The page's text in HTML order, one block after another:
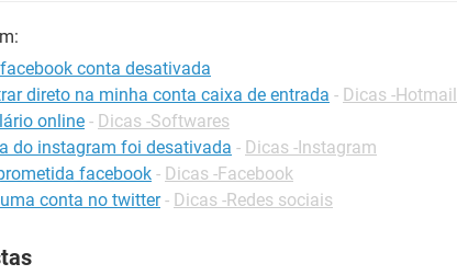
conta desativada
direto na minha conta caixa de entrada - Dicas -Hotmail
online - Dicas -Softwares
do instagram foi desativada - Dicas -Instagram
facebook - Dicas -Facebook
conta no twitter - Dicas -Redes sociais